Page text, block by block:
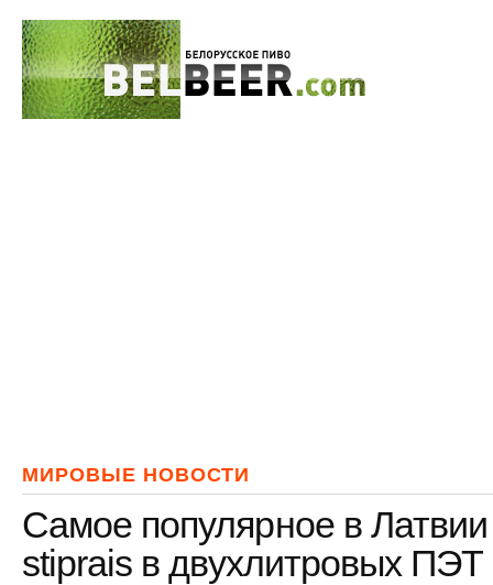
МИРОВЫЕ НОВОСТИ
Самое популярное в
stiprais в двухлитровых ПЭТ